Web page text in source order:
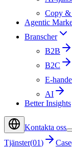
Copy &
Agentic
Branscher
B2B
B2C
E-
AI
Better Insights
Kontakta oss
Tjänster(01) Case